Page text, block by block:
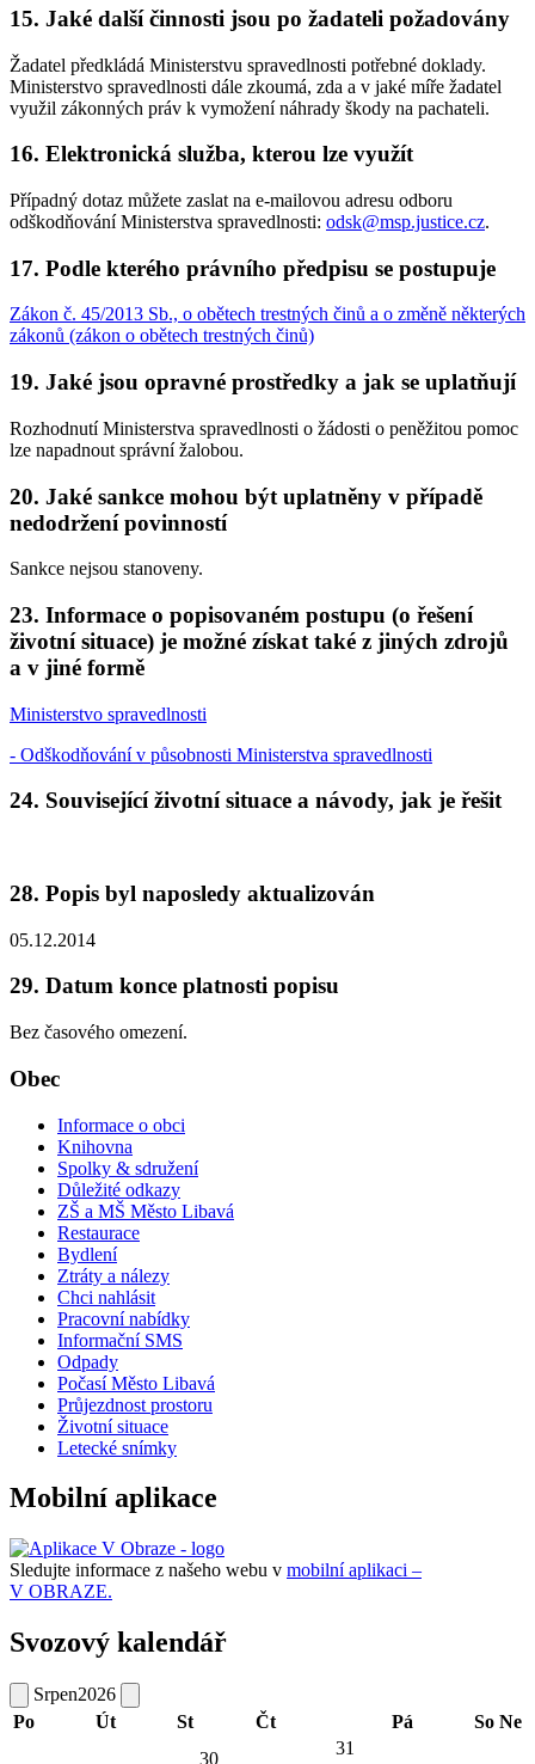
15. Jaké další činnosti jsou po žadateli požadovány
Žadatel předkládá Ministerstvu spravedlnosti potřebné doklady.
Ministerstvo spravedlnosti dále zkoumá, zda a v jaké míře žadatel
využil zákonných práv k vymožení náhrady škody na pachateli.
16. Elektronická služba, kterou lze využít
Případný dotaz můžete zaslat na e-mailovou adresu odboru
odškodňování Ministerstva spravedlnosti: odsk@msp.justice.cz.
17. Podle kterého právního předpisu se postupuje
Zákon č. 45/2013 Sb., o obětech trestných činů a o změně některých
zákonů (zákon o obětech trestných činů)
19. Jaké jsou opravné prostředky a jak se uplatňují
Rozhodnutí Ministerstva spravedlnosti o žádosti o peněžitou pomoc
lze napadnout správní žalobou.
20. Jaké sankce mohou být uplatněny v případě
nedodržení povinností
Sankce nejsou stanoveny.
23. Informace o popisovaném postupu (o řešení
životní situace) je možné získat také z jiných zdrojů
a v jiné formě
Ministerstvo spravedlnosti
- Odškodňování v působnosti Ministerstva spravedlnosti
24. Související životní situace a návody, jak je řešit
28. Popis byl naposledy aktualizován
05.12.2014
29. Datum konce platnosti popisu
Bez časového omezení.
Obec
Informace o obci
Knihovna
Spolky & sdružení
Důležité odkazy
ZŠ a MŠ Město Libavá
Restaurace
Bydlení
Ztráty a nálezy
Chci nahlásit
Pracovní nabídky
Informační SMS
Odpady
Počasí Město Libavá
Průjezdnost prostoru
Životní situace
Letecké snímky
Mobilní aplikace
Sledujte informace z našeho webu v mobilní aplikaci –
V OBRAZE.
Svozový kalendář
Srpen2026
Po
Út St Čt Pá So Ne
30
31